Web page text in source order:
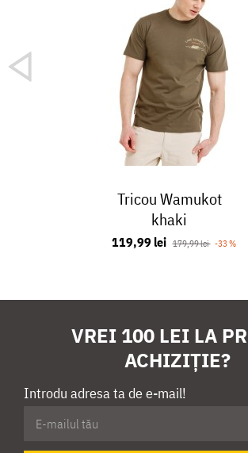
Tricou Wamukot
khaki
119,99 lei 179,99 lei -33 %
VREI 100 LEI LA
ACHIZIȚIE?
Introdu adresa ta de e-mail!